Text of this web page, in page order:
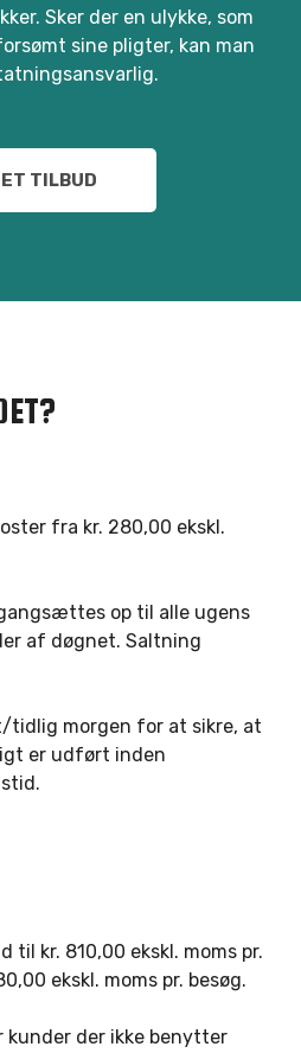
Sker der en ulykke, som
sine pligter, kan man
ET TILBUD
fra kr. 280,00 ekskl.
op til alle ugens
af døgnet. Saltning
tidlig morgen for at sikre, at
er udført inden
til kr. 810,00 ekskl. moms pr.
ekskl. moms pr. besøg.
der ikke benytter